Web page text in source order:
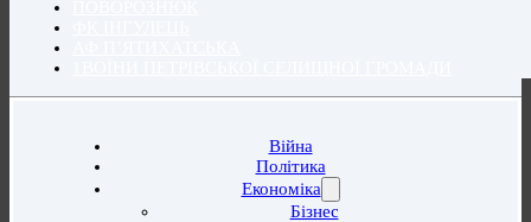
Війна
Політика
Економіка
Бізнес